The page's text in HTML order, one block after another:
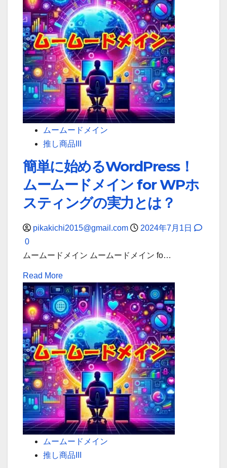
活
手
続
き
ム
ー
ム
ー
ド
メ
イ
ン
で
複
数
カ
ウ
ン
ト
を
用
ド
メ
イ
ン
管
理
を
も
っ
と
ス
マ
ー
ト
ムームードメイン
推し商品III
簡単に始めるWordPress！
ムームードメイン for WPホ
スティングの実力とは？
pikakichi2015@gmail.com
2024年7月1日
0
ムームードメイン ムームードメイン fo…
Read MoreRead
more
about
簡
単
に
始
め
る
WordPress！
ム
ー
ム
ー
ムームードメイン
推し商品III